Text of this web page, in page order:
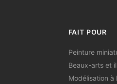
FAIT POUR
Peinture
Beaux-arts et
Modélisation à